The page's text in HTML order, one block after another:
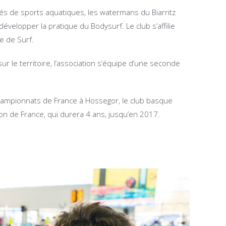
de sports aquatiques, les watermans du Biarritz
la pratique du Bodysurf. Le club s’affilie
de Surf.
le territoire, l’association s’équipe d’une seconde
de France à Hossegor, le club basque
de France, qui durera 4 ans, jusqu’en 2017.